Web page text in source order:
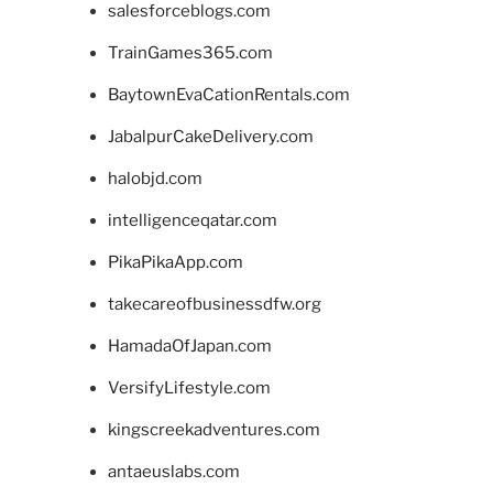
salesforceblogs.com
TrainGames365.com
BaytownEvaCationRentals.com
JabalpurCakeDelivery.com
halobjd.com
intelligenceqatar.com
PikaPikaApp.com
takecareofbusinessdfw.org
HamadaOfJapan.com
VersifyLifestyle.com
kingscreekadventures.com
antaeuslabs.com